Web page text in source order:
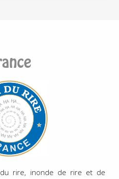
du rire, inonde de rire et de